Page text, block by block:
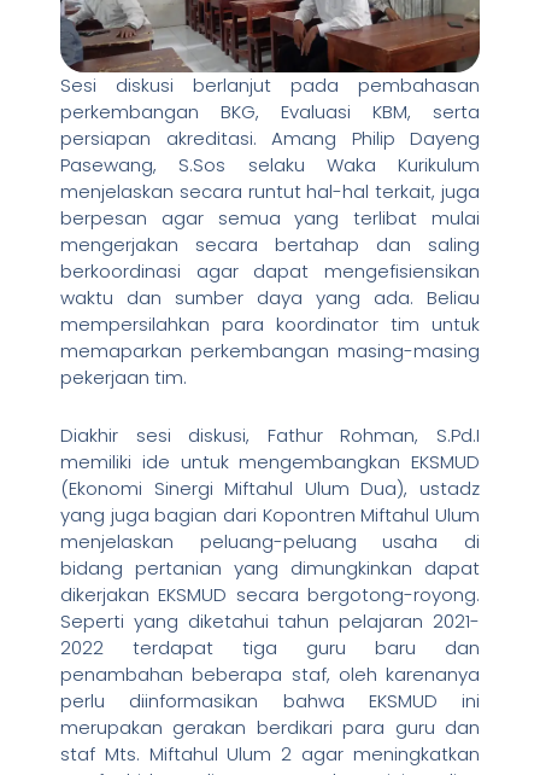
Sesi diskusi berlanjut pada pembahasan
perkembangan BKG, Evaluasi KBM, serta
persiapan akreditasi. Amang Philip Dayeng
Pasewang, S.Sos selaku Waka Kurikulum
menjelaskan secara runtut hal-hal terkait, juga
berpesan agar semua yang terlibat mulai
mengerjakan secara bertahap dan saling
berkoordinasi agar dapat mengefisiensikan
waktu dan sumber daya yang ada. Beliau
mempersilahkan para koordinator tim untuk
memaparkan perkembangan masing-masing
pekerjaan tim.
Diakhir sesi diskusi, Fathur Rohman, S.Pd.I
memiliki ide untuk mengembangkan EKSMUD
(Ekonomi Sinergi Miftahul Ulum Dua), ustadz
yang juga bagian dari Kopontren Miftahul Ulum
menjelaskan peluang-peluang usaha di
bidang pertanian yang dimungkinkan dapat
dikerjakan EKSMUD secara bergotong-royong.
Seperti yang diketahui tahun pelajaran 2021-
2022 terdapat tiga guru baru dan
penambahan beberapa staf, oleh karenanya
perlu diinformasikan bahwa EKSMUD ini
merupakan gerakan berdikari para guru dan
staf Mts. Miftahul Ulum 2 agar meningkatkan